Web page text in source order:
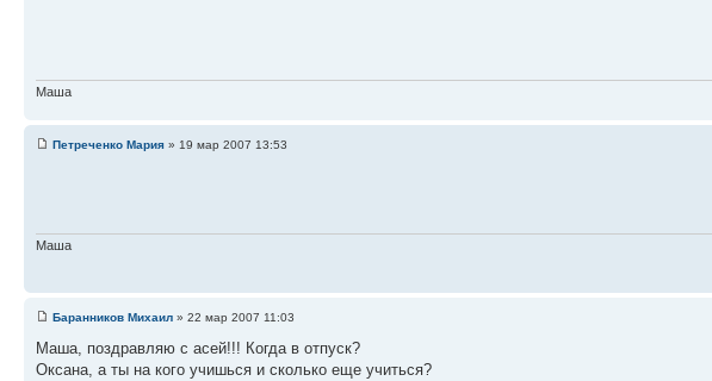
Маша
Петреченко Мария » 19 мар 2007 13:53
Маша
Баранников Михаил » 22 мар 2007 11:03
Маша, поздравляю с асей!!! Когда в отпуск?
Оксана, а ты на кого учишься и сколько еще учиться?